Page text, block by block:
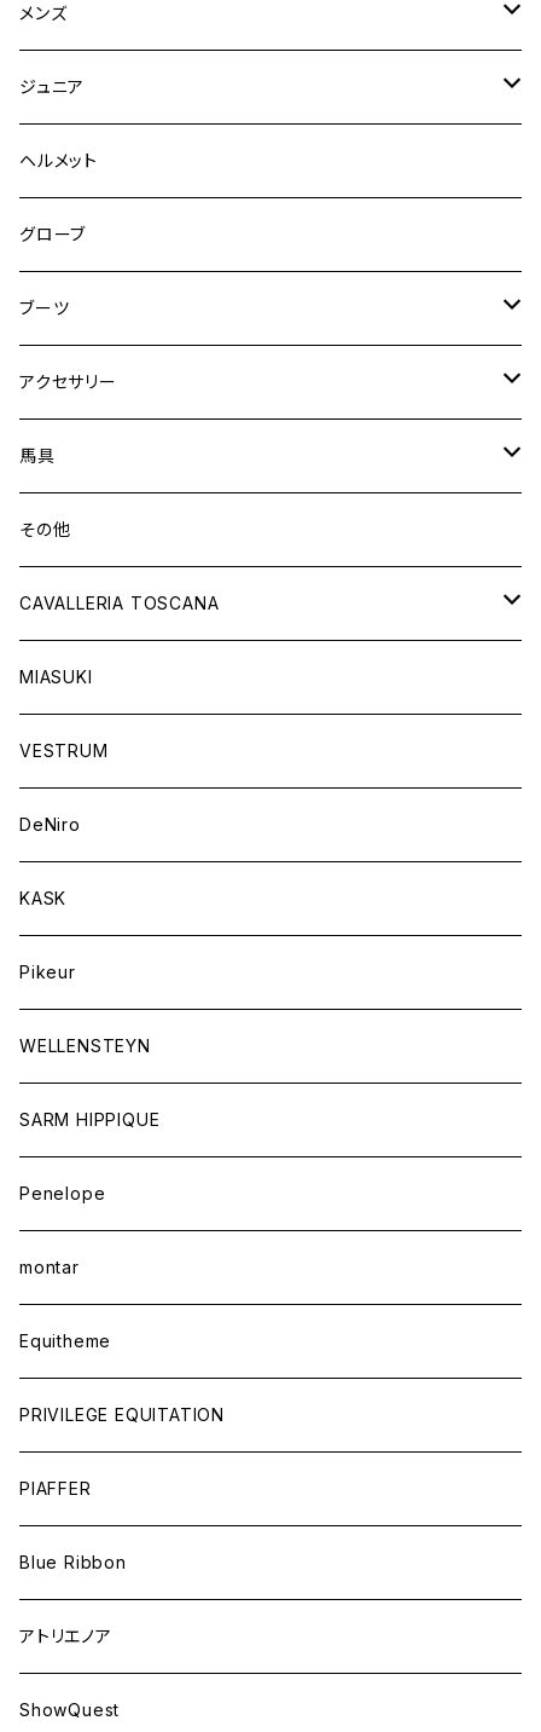
競技用ジャケット
キュロット
フルグリップ
ニーグリップ
シャツ
ウェア
アウター
シャツ
メンズ
競技用ジャケット
キュロット
フルグリップ
ニーグリップ
シャツ
ウェア
アウター
シャツ
ジュニア
キュロット
ウエア
ヘルメット
グローブ
ブーツ
ロングブーツ（既製品）
オーダーロングブーツ
ショートブーツ
チャップス
アクセサリー
ベルト
グローブ
ソックス
キャップ
アスコットタイ
バッグ
ネクタイ
スカーフ
ジュエリー
馬具
サドルパッド
イヤーネット
バンデージ
ラグ
その他
CAVALLERIA TOSCANA
レディス
競技用ジャケット
キュロット
メンズ
競技用ジャケット
キュロット
MIASUKI
VESTRUM
DeNiro
KASK
Pikeur
WELLENSTEYN
SARM HIPPIQUE
Penelope
montar
Equitheme
PRIVILEGE EQUITATION
PIAFFER
Blue Ribbon
アトリエノア
ShowQuest